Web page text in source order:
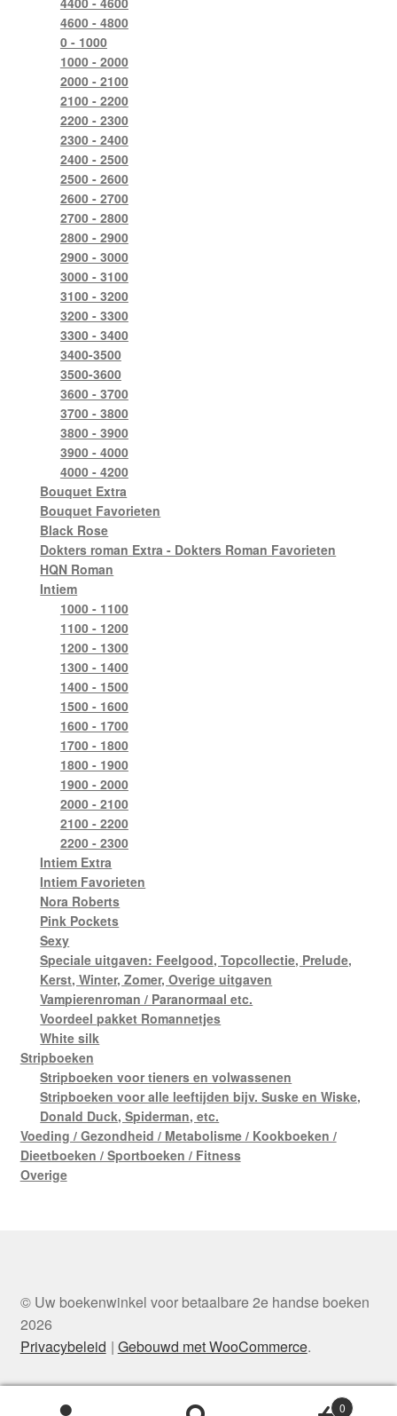
4600 - 4800
0 - 1000
1000 - 2000
2000 - 2100
2100 - 2200
2200 - 2300
2300 - 2400
2400 - 2500
2500 - 2600
2600 - 2700
2700 - 2800
2800 - 2900
2900 - 3000
3000 - 3100
3100 - 3200
3200 - 3300
3300 - 3400
3400-3500
3500-3600
3600 - 3700
3700 - 3800
3800 - 3900
3900 - 4000
4000 - 4200
Bouquet Extra
Bouquet Favorieten
Black Rose
Dokters roman Extra - Dokters Roman Favorieten
HQN Roman
Intiem
1000 - 1100
1100 - 1200
1200 - 1300
1300 - 1400
1400 - 1500
1500 - 1600
1600 - 1700
1700 - 1800
1800 - 1900
1900 - 2000
2000 - 2100
2100 - 2200
2200 - 2300
Intiem Extra
Intiem Favorieten
Nora Roberts
Pink Pockets
Sexy
Speciale uitgaven: Feelgood, Topcollectie, Prelude,
Kerst, Winter, Zomer, Overige uitgaven
Vampierenroman / Paranormaal etc.
Voordeel pakket Romannetjes
White silk
Stripboeken
Stripboeken voor tieners en volwassenen
Stripboeken voor alle leeftijden bijv. Suske en Wiske,
Donald Duck, Spiderman, etc.
Voeding / Gezondheid / Metabolisme / Kookboeken /
Dieetboeken / Sportboeken / Fitness
Overige
© Uw boekenwinkel voor betaalbare 2e handse boeken
2026
Privacybeleid
Gebouwd met WooCommerce.
0